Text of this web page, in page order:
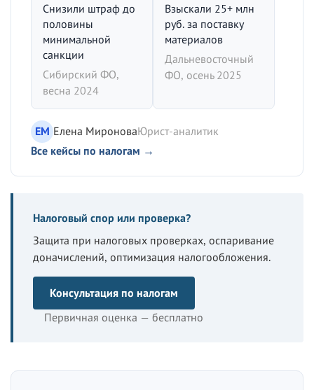
Снизили штраф до
половины
минимальной
санкции
Сибирский ФО,
весна 2024
Взыскали 25+ млн
руб. за поставку
материалов
Дальневосточный
ФО, осень 2025
ЕМ Елена МироноваЮрист-аналитик
Все кейсы по налогам →
Налоговый спор или проверка?
Защита при налоговых проверках, оспаривание
доначислений, оптимизация налогообложения.
Консультация по налогам
Первичная оценка — бесплатно